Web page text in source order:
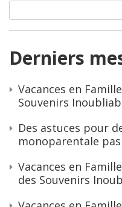
Derniers
Vacances en
Souvenirs
Des astuces pour
monoparentale
Vacances en
des Souvenirs